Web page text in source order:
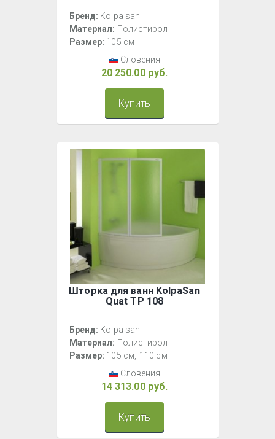
Бренд: Kolpa san
Материал: Полистирол
Размер: 105 см
Словения
20 250.00 руб.
Купить
Шторка для ванн KolpaSan
Quat TP 108
Бренд: Kolpa san
Материал: Полистирол
Размер: 105 см
110 см
Словения
14 313.00 руб.
Купить